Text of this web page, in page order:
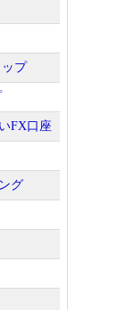
プ
FX口座
グ